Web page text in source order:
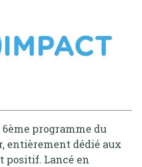
programme du
entièrement dédié aux
positif. Lancé en